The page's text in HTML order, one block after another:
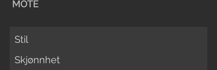
MOTE
Stil
Skjønnhet